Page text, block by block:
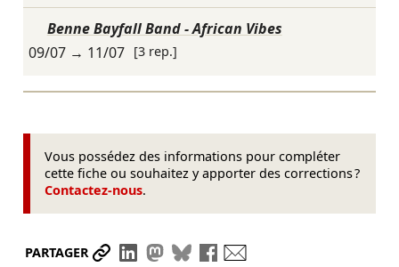
Benne Bayfall Band - African Vibes
09/07→ 11/07 [3 rep.]
Vous possédez des informations pour compléter
cette fiche ou souhaitez y apporter des corrections ?
Contactez-nous.
PARTAGER Partager le lien
Partager sur LinkedIn
Partager sur Mastodon
Partager sur Bluesky
Partager sur Facebook